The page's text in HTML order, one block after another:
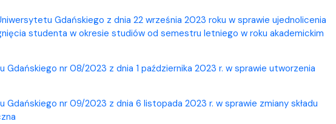
Gdańskiego z dnia 22 września 2023 roku w sprawie ujednolicenia
studenta w okresie studiów od semestru letniego w roku akademickim
Gdańskiego nr 08/2023 z dnia 1 października 2023 r. w sprawie utworzenia
Gdańskiego nr 09/2023 z dnia 6 listopada 2023 r. w sprawie zmiany składu